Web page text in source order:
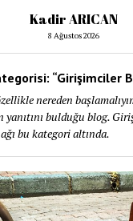
Kadir ARICAN
8 Ağustos 2026
“Girişimciler
nereden
yanıtını bulduğu blog.
bu kategori altında.